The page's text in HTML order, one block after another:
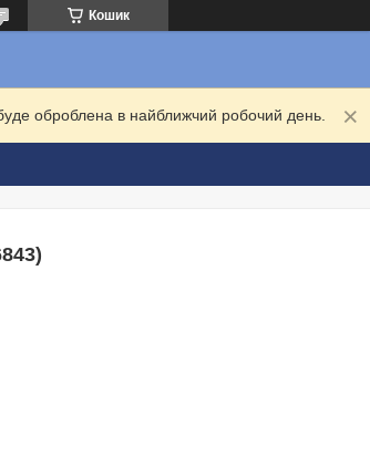
Кошик
оброблена в найближчий робочий день.